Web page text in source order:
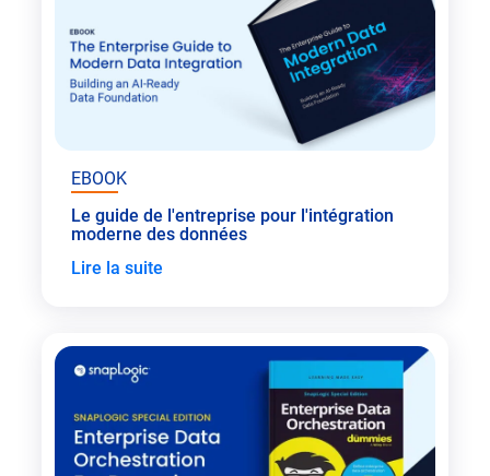
EBOOK
Le guide de l'entreprise pour l'intégration
moderne des données
Lire la suite